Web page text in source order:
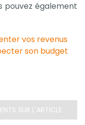
pouvez également
vos revenus
son budget
SUR L'ARTICLE